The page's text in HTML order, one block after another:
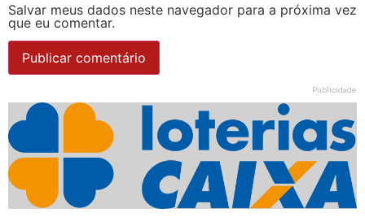
Salvar meus dados neste navegador para a próxima vez
que eu comentar.
Publicidade